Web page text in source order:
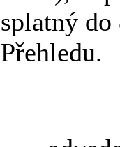
splatný do
Přehledu.